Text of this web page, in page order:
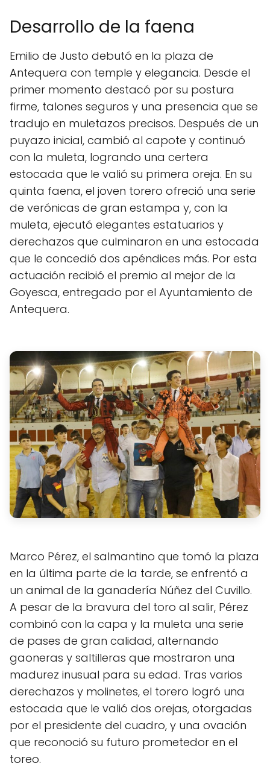
Desarrollo de la faena
Emilio de Justo debutó en la plaza de
Antequera con temple y elegancia. Desde el
primer momento destacó por su postura
firme, talones seguros y una presencia que se
tradujo en muletazos precisos. Después de un
puyazo inicial, cambió al capote y continuó
con la muleta, logrando una certera
estocada que le valió su primera oreja. En su
quinta faena, el joven torero ofreció una serie
de verónicas de gran estampa y, con la
muleta, ejecutó elegantes estatuarios y
derechazos que culminaron en una estocada
que le concedió dos apéndices más. Por esta
actuación recibió el premio al mejor de la
Goyesca, entregado por el Ayuntamiento de
Antequera.
Marco Pérez, el salmantino que tomó la plaza
en la última parte de la tarde, se enfrentó a
un animal de la ganadería Núñez del Cuvillo.
A pesar de la bravura del toro al salir, Pérez
combinó con la capa y la muleta una serie
de pases de gran calidad, alternando
gaoneras y saltilleras que mostraron una
madurez inusual para su edad. Tras varios
derechazos y molinetes, el torero logró una
estocada que le valió dos orejas, otorgadas
por el presidente del cuadro, y una ovación
que reconoció su futuro prometedor en el
toreo.